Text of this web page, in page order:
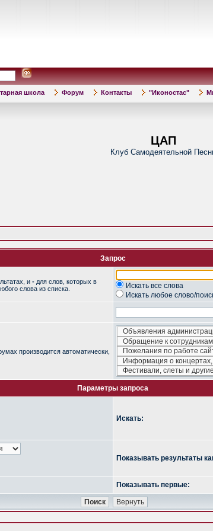
школа Форум Контакты "Иконостас"
ЦАП
Клуб Самодеятельной
Запрос
и - для слов, которых в
слова из списка.
Искать все слова
Искать любое слово/
производится автоматически,
Параметры запроса
Искать:
Показывать результаты
Показывать первые: